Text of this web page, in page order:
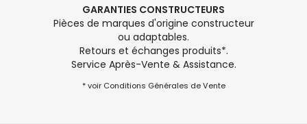
GARANTIES CONSTRUCTEURS
Pièces de marques d'origine constructeur
ou adaptables.
Retours et échanges produits*.
Service Après-Vente & Assistance.
* voir Conditions Générales de Vente